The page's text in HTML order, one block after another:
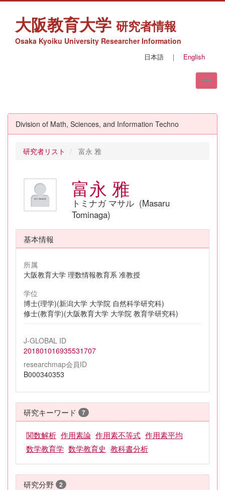
大阪教育大学 研究者情報
Osaka Kyoiku University Researcher Information
日本語 ｜ English
Division of Math, Sciences, and Information Techno
研究者リスト 富永 雅
富永 雅
トミナガ マサル (Masaru
Tominaga)
基本情報
所属
大阪教育大学 理数情報教育系 准教授
学位
博士(理学)(新潟大学 大学院 自然科学研究科)
修士(教育学)(大阪教育大学 大学院 教育学研究科)
J-GLOBAL ID
201801016935531707
researchmap会員ID
B000340353
研究キーワード 7
関数解析 作用素論 作用素不等式 作用素平均
数学教育学 数学教育史 教科書分析
研究分野 2